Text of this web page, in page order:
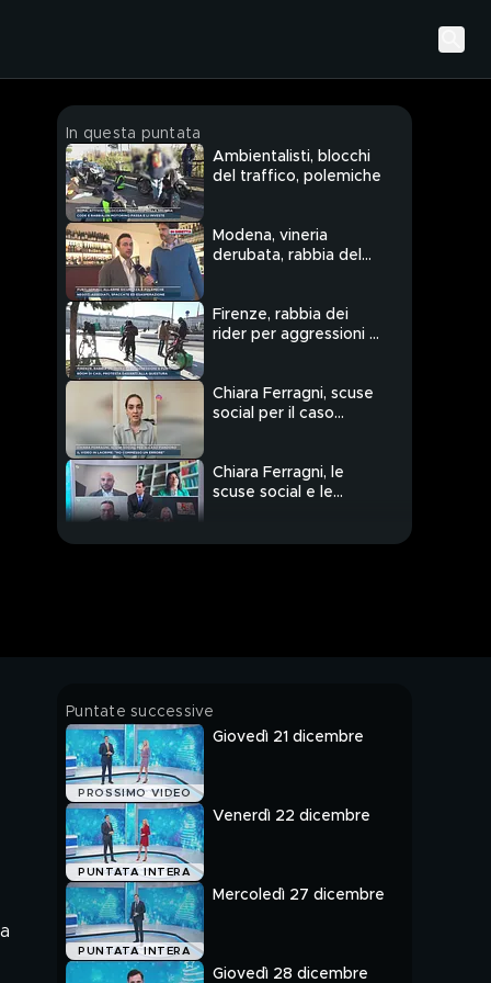
In questa puntata
Ambientalisti, blocchi
del traffico, polemiche
Modena, vineria
derubata, rabbia del
Firenze, rabbia dei
rider per aggressioni e
Chiara Ferragni, scuse
social per il caso
Chiara Ferragni, le
scuse social e le
alla ricerca dei resti di
Abbas, le dichiarazioni
immagini della sua
Cecchettin, la nuova
Puntate successive
PROSSIMO VIDEO
Giovedì 21 dicembre
PUNTATA INTERA
Venerdì 22 dicembre
PUNTATA INTERA
Mercoledì 27 dicembre
Giovedì 28 dicembre